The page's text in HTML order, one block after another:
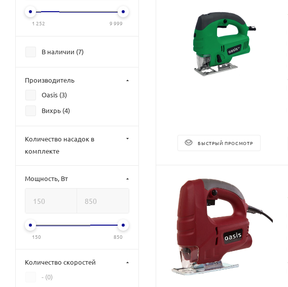
БЫСТРЫЙ ПРОСМОТР
1 252 9 999
В наличии (7)
Производитель
Oasis (3)
Вихрь (4)
Количество насадок в
комплекте
Мощность, Вт
150 850
Количество скоростей
- (0)